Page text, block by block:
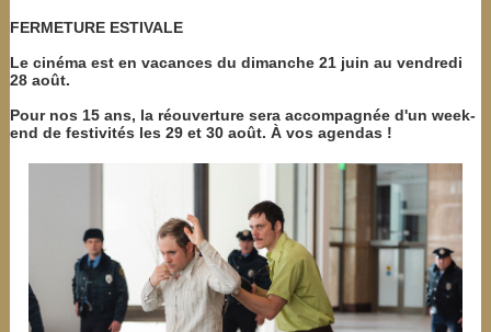
FERMETURE ESTIVALE
Le cinéma est en vacances du dimanche 21 juin au vendredi
28 août.
Pour nos 15 ans, la réouverture sera accompagnée d'un week-
end de festivités les 29 et 30 août. À vos agendas !